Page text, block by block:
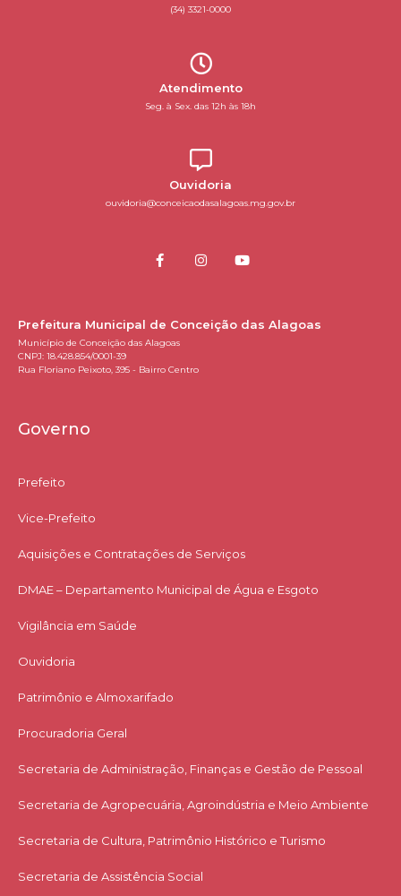
(34) 3321-0000
Atendimento
Seg. à Sex. das 12h às 18h
Ouvidoria
ouvidoria@conceicaodasalagoas.mg.gov.br
Prefeitura Municipal de Conceição das Alagoas
Município de Conceição das Alagoas
CNPJ: 18.428.854/0001-39
Rua Floriano Peixoto, 395 - Bairro Centro
Governo
Prefeito
Vice-Prefeito
Aquisições e Contratações de Serviços​
DMAE – Departamento Municipal de Água e Esgoto
Vigilância em Saúde
Ouvidoria
Patrimônio e Almoxarifado
Procuradoria Geral
Secretaria de Administração, Finanças e Gestão de Pessoal
Secretaria de Agropecuária, Agroindústria e Meio Ambiente
Secretaria de Cultura, Patrimônio Histórico e Turismo
Secretaria de Assistência Social